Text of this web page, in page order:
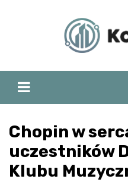
Chopin w
uczestników
Klubu